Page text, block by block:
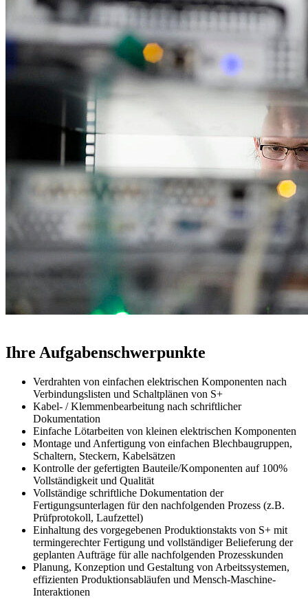
Ihre Aufgabenschwerpunkte
Verdrahten von einfachen elektrischen Komponenten nach
Verbindungslisten und Schaltplänen von S+
Kabel- / Klemmenbearbeitung nach schriftlicher
Dokumentation
Einfache Lötarbeiten von kleinen elektrischen Komponenten
Montage und Anfertigung von einfachen Blechbaugruppen,
Schaltern, Steckern, Kabelsätzen
Kontrolle der gefertigten Bauteile/Komponenten auf 100%
Vollständigkeit und Qualität
Vollständige schriftliche Dokumentation der
Fertigungsunterlagen für den nachfolgenden Prozess (z.B.
Prüfprotokoll, Laufzettel)
Einhaltung des vorgegebenen Produktionstakts von S+ mit
termingerechter Fertigung und vollständiger Belieferung der
geplanten Aufträge für alle nachfolgenden Prozesskunden
Planung, Konzeption und Gestaltung von Arbeitssystemen,
effizienten Produktionsabläufen und Mensch-Maschine-
Interaktionen